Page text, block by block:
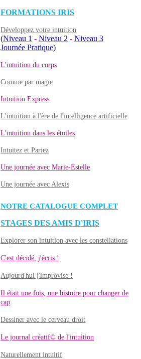
FORMATIONS IRIS
Développez votre intuition
(Niveau 1 - Niveau 2 - Niveau 3
Journée Pratique)
L'intuition du corps
Comme par magie
Intuition Express
L'intuition à l'ère de l'intelligence artificielle
L'intuition dans les étoiles
Intuitez et Pariez
Une journée avec Marie-Estelle
Une journée avec Alexis
NOTRE CATALOGUE COMPLET
STAGES DES AMIS D'IRIS
Explorer son intuition avec les constellations
C'est décidé, j'écris !
Aujourd'hui j'improvise !
Il était une fois, une histoire pour changer de
cap
Dessiner avec le cerveau droit
Le journal créatif© de l'intuition
Naturellement intuitif